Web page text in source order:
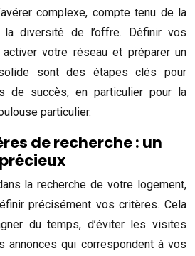
complexe, compte tenu de la
diversité de l’offre. Définir vos
votre réseau et préparer un
sont des étapes clés pour
de succès, en particulier pour la
particulier.
de recherche : un
la recherche de votre logement,
précisément vos critères. Cela
du temps, d’éviter les visites
annonces qui correspondent à vos